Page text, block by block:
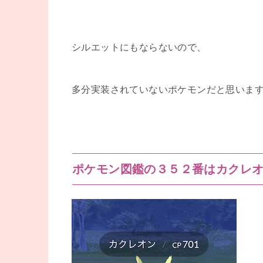
シルエットにもならないので、
多分実装されていないポケモンだと思います
ポケモン図鑑の３５２番はカクレオ